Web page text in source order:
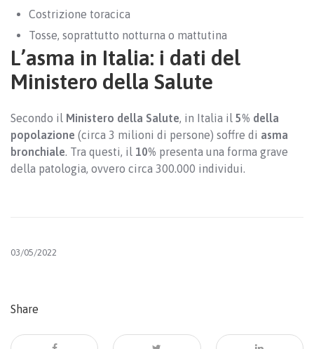
Costrizione toracica
Tosse, soprattutto notturna o mattutina
L’asma in Italia: i dati del
Ministero della Salute
Secondo il Ministero della Salute, in Italia il 5% della
popolazione (circa 3 milioni di persone) soffre di asma
bronchiale. Tra questi, il 10% presenta una forma grave
della patologia, ovvero circa 300.000 individui.
03/05/2022
Share